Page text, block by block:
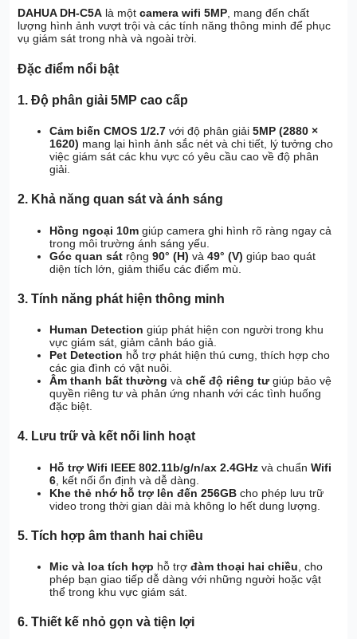
DAHUA DH-C5A là mộtcamera wifi 5MP, mang đến chất
lượng hình ảnh vượt trội và các tính năng thông minh để phục
vụ giám sát trong nhà và ngoài trời.
Đặc điểm nổi bật
1.Độ phân giải 5MP cao cấp
Cảm biến CMOS 1/2.7 với độ phân giải5MP (2880 ×
1620) mang lại hình ảnh sắc nét và chi tiết, lý tưởng cho
việc giám sát các khu vực có yêu cầu cao về độ phân
giải.
2. Khả năng quan sát và ánh sáng
Hồng ngoại 10m giúp camera ghi hình rõ ràng ngay cả
trong môi trường ánh sáng yếu.
Góc quan sát rộng90° (H) và49° (V) giúp bao quát
diện tích lớn, giảm thiểu các điểm mù.
3.Tính năng phát hiện thông minh
Human Detection giúp phát hiện con người trong khu
vực giám sát, giảm cảnh báo giả.
Pet Detection hỗ trợ phát hiện thú cưng, thích hợp cho
các gia đình có vật nuôi.
Âm thanh bất thường vàchế độ riêng tưgiúp bảo vệ
quyền riêng tư và phản ứng nhanh với các tình huống
đặc biệt.
4. Lưu trữ và kết nối linh hoạt
Hỗ trợ Wifi IEEE 802.11b/g/n/ax 2.4GHz và chuẩnWifi
6 , kết nối ổn định và dễ dàng.
Khe thẻ nhớ hỗ trợ lên đến 256GB cho phép lưu trữ
video trong thời gian dài mà không lo hết dung lượng.
5.Tích hợp âm thanh hai chiều
Mic và loa tích hợp hỗ trợđàm thoại hai chiều , cho
phép bạn giao tiếp dễ dàng với những người hoặc vật
thể trong khu vực giám sát.
6.Thiết kế nhỏ gọn và tiện lợi